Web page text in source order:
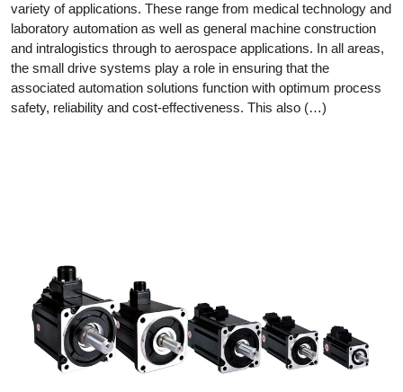
variety of applications. These range from medical technology and
laboratory automation as well as general machine construction
and intralogistics through to aerospace applications. In all areas,
the small drive systems play a role in ensuring that the
associated automation solutions function with optimum process
safety, reliability and cost-effectiveness. This also (…)